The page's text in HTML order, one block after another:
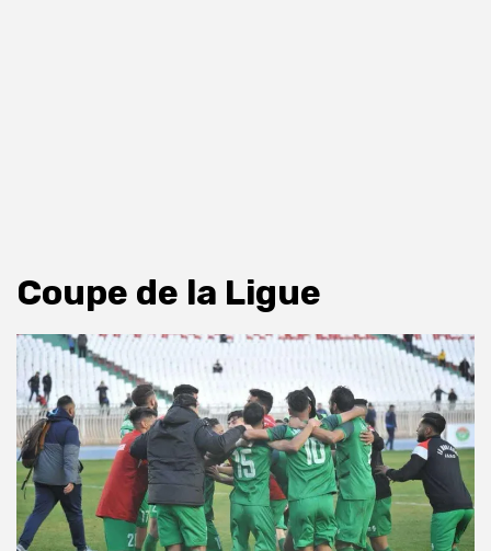
Coupe de la Ligue